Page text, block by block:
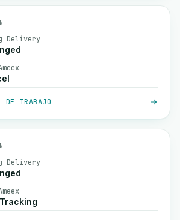
Delivery
DE TRABAJO
Delivery